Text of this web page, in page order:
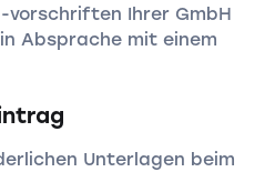
Ihrer GmbH
Absprache mit einem
Unterlagen beim